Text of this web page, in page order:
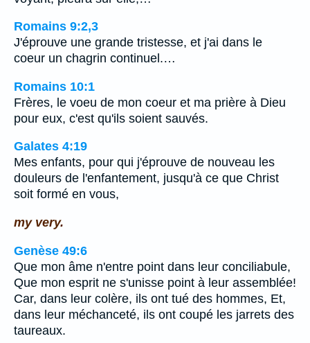
Romains 9:2,3
J'éprouve une grande tristesse, et j'ai dans le
coeur un chagrin continuel.…
Romains 10:1
Frères, le voeu de mon coeur et ma prière à Dieu
pour eux, c'est qu'ils soient sauvés.
Galates 4:19
Mes enfants, pour qui j'éprouve de nouveau les
douleurs de l'enfantement, jusqu'à ce que Christ
soit formé en vous,
my very.
Genèse 49:6
Que mon âme n'entre point dans leur conciliabule,
Que mon esprit ne s'unisse point à leur assemblée!
Car, dans leur colère, ils ont tué des hommes, Et,
dans leur méchanceté, ils ont coupé les jarrets des
taureaux.